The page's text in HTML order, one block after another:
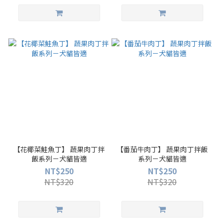
【花椰菜鮭魚丁】 蔬果肉丁拌
飯系列－犬貓皆適
NT$250
NT$320
【番茄牛肉丁】 蔬果肉丁拌飯
系列－犬貓皆適
NT$250
NT$320